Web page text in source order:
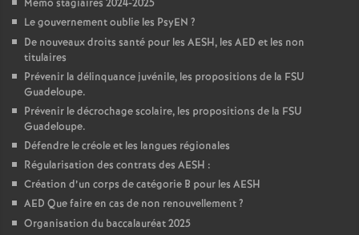
Mémo stagiaires 2024-2025
Le gouvernement oublie les PsyEN ?
De nouveaux droits santé pour les AESH, les AED et les non
titulaires
Prévenir la délinquance juvénile, les propositions de la FSU
Guadeloupe.
Prévenir le décrochage scolaire, les propositions de la FSU
Guadeloupe.
Défendre le créole et les langues régionales
Régularisation des contrats des AESH :
Création d’un corps de catégorie B pour les AESH
AED Que faire en cas de non renouvellement?
Organisation du baccalauréat 2025